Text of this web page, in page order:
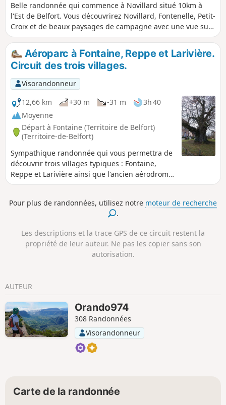
Belle randonnée qui commence à Novillard situé 10km à
l'Est de Belfort. Vous découvrirez Novillard, Fontenelle, Petit-
Croix et de beaux paysages de campagne avec une vue sur
le Jura Suisse et sur les Vosges. Vous longerez une rive de la
Madeleine au milieu du sous-bois. La randonnée passe à
l'endroit où Adolphe Pégoud, un as de l'aviation, a été
abattu en 1915. Cette randonnée est balisée.
Aéroparc à Fontaine, Reppe et Larivière.
Circuit des trois villages.
Visorandonneur
12,66 km
+30 m -31 m
3h 40
Moyenne
Départ à Fontaine (Territoire de Belfort)
(Territoire-de-Belfort)
Sympathique randonnée qui vous permettra de
découvrir trois villages typiques : Fontaine,
Reppe et Larivière ainsi que l'ancien aérodrome
de Fontaine.Vous apercevrez aussi de
très jolies vues sur le massif des Vosges.Cette
randonnée est balisée. 01/2026 : le chemin a été
sur la départementale.
Pour plus de randonnées, utilisez notre moteur de recherche
.
Les descriptions et la trace GPS de ce circuit restent la
propriété de leur auteur. Ne pas les copier sans son
autorisation.
AUTEUR
Orando974
308 Randonnées
Visorandonneur
Carte de la randonnée